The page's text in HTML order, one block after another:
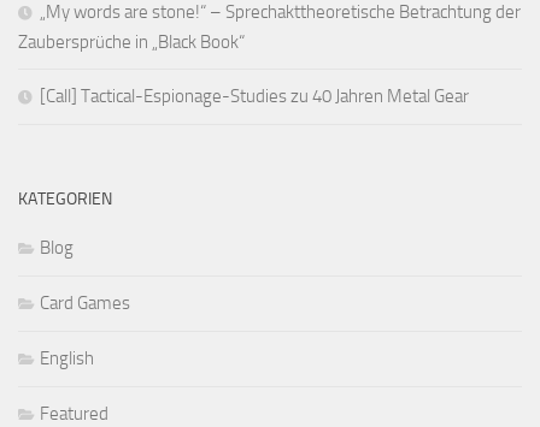
„My words are stone!“ – Sprechakttheoretische Betrachtung der
Zaubersprüche in „Black Book“
[Call] Tactical-Espionage-Studies zu 40 Jahren Metal Gear
KATEGORIEN
Blog
Card Games
English
Featured